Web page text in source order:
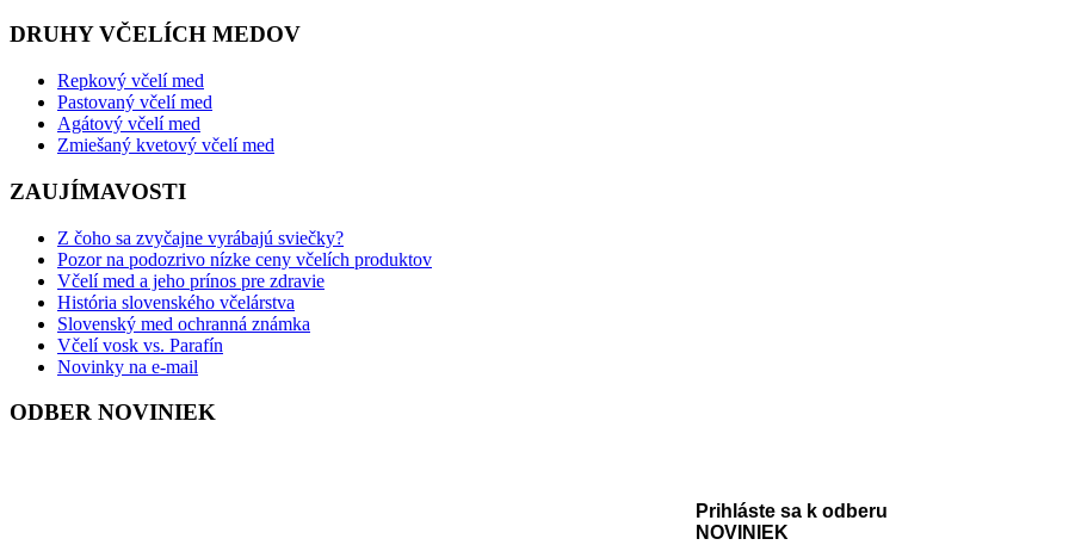
DRUHY VČELÍCH MEDOV
Repkový včelí med
Pastovaný včelí med
Agátový včelí med
Zmiešaný kvetový včelí med
ZAUJÍMAVOSTI
Z čoho sa zvyčajne vyrábajú sviečky?
Pozor na podozrivo nízke ceny včelích produktov
Včelí med a jeho prínos pre zdravie
História slovenského včelárstva
Slovenský med ochranná známka
Včelí vosk vs. Parafín
Novinky na e-mail
ODBER NOVINIEK
Prihláste sa k odberu
NOVINIEK